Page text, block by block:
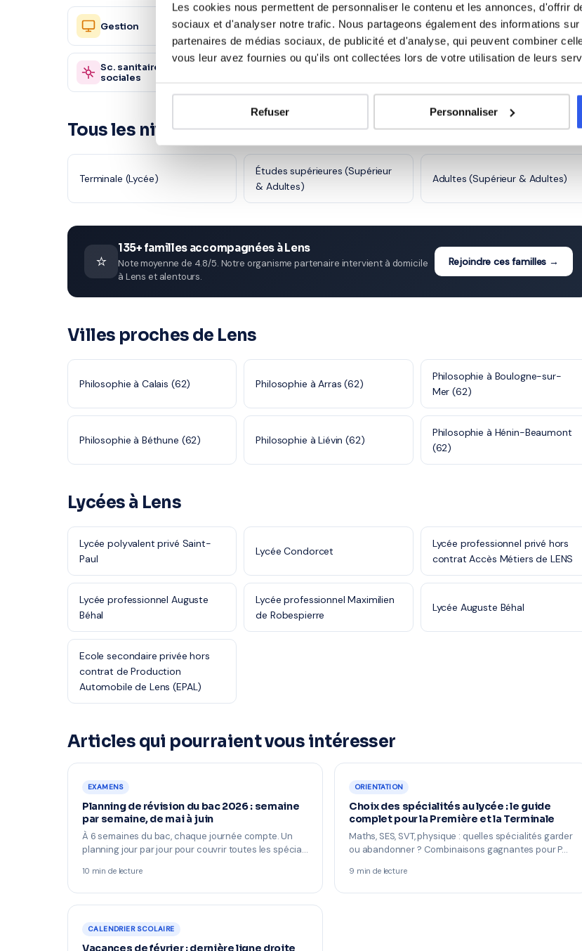
Les cookies nous permettent de personnaliser le contenu et les annonces, d'offrir
sociaux et d'analyser notre trafic. Nous partageons également des informations
partenaires de médias sociaux, de publicité et d'analyse, qui peuvent combiner
vous leur avez fournies ou qu'ils ont collectées lors de votre utilisation de leurs
Refuser Personnaliser
Gestion 2 450 profs
Ressources
Humaines
1 120 profs
Santé et action
sociale
980 profs
Sc. sanitaires et
sociales
Tous les niveaux en Philosophie à Lens
Terminale (Lycée)
Études supérieures (Supérieur
& Adultes)
Adultes (Supérieur & Adultes)
⭐
135+ familles accompagnées à Lens
Note moyenne de 4.8/5. Notre organisme partenaire intervient à domicile
à Lens et alentours.
Rejoindre ces familles →
Villes proches de Lens
Philosophie à Calais (62) Philosophie à Arras (62)
Philosophie à Boulogne-sur-
Mer (62)
Philosophie à Béthune (62) Philosophie à Liévin (62)
Philosophie à Hénin-Beaumont
(62)
Lycées à Lens
Lycée polyvalent privé Saint-
Paul
Lycée Condorcet
Lycée professionnel privé hors
contrat Accès Métiers de LENS
Lycée professionnel Auguste
Béhal
Lycée professionnel Maximilien
de Robespierre
Lycée Auguste Béhal
Ecole secondaire privée hors
contrat de Production
Automobile de Lens (EPAL)
Articles qui pourraient vous intéresser
EXAMENS
Planning de révision du bac 2026 : semaine
par semaine, de mai à juin
À 6 semaines du bac, chaque journée compte. Un
planning jour par jour pour couvrir toutes les spécia…
10 min de lecture
ORIENTATION
Choix des spécialités au lycée : le guide
complet pour la Première et la Terminale
Maths, SES, SVT, physique : quelles spécialités garder
ou abandonner ? Combinaisons gagnantes pour P…
9 min de lecture
CALENDRIER SCOLAIRE
Vacances de février : dernière ligne droite